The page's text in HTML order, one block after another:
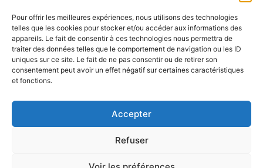
Pour offrir les meilleures expériences, nous utilisons des technologies
telles que les cookies pour stocker et/ou accéder aux informations des
appareils. Le fait de consentir à ces technologies nous permettra de
traiter des données telles que le comportement de navigation ou les ID
uniques sur ce site. Le fait de ne pas consentir ou de retirer son
consentement peut avoir un effet négatif sur certaines caractéristiques
et fonctions.
Accepter
Refuser
Télécharger ICS
Calendrier Google
les autres joueurs sur place avec plus de 160 jeux
#PARTAGE #CONVIVIALITE #RENCONTRE #JEUX